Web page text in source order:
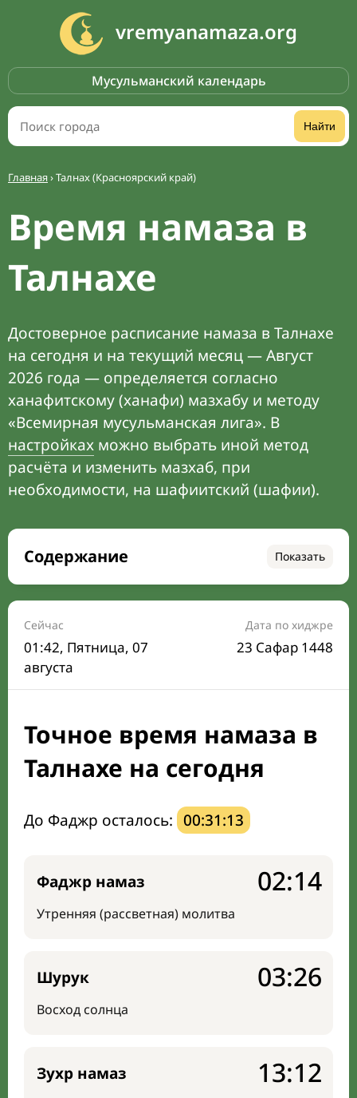
vremyanamaza.org
Мусульманский календарь
Найти
Главная›Талнах (Красноярский край)
Время намаза в
Талнахе
Достоверное расписание намаза в Талнахе
на сегодня и на текущий месяц — Август
2026 года — определяется согласно
ханафитскому (ханафи) мазхабу и методу
«Всемирная мусульманская лига». В
настройках можно выбрать иной метод
расчёта и изменить мазхаб, при
необходимости, на шафиитский (шафии).
Содержание Показать
Время намаза на сегодня
Расписание на месяц
Время Сухура и Ифтара на сегодня
Календарь рамадана
Направление киблы
Сейчас
01:42, Пятница, 07
августа
Дата по хиджре
23 Сафар 1448
Точное время намаза в
Талнахе на сегодня
До Фаджр осталось: 00:31:12
Фаджр намаз
Утренняя (рассветная) молитва
02:14
Шурук
Восход солнца
03:26
Зухр намаз 13:12